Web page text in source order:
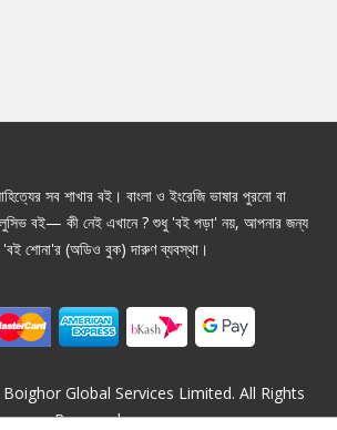
সব শাখার বই। বাংলা ও ইংরেজি ভাষার পুরনো বা
বই— কী নেই এখানে ? শুধু 'বই পড়া' নয়, আপনার জন্য
'বই শোনা'র (অডিও বুক) দারুণ ব্যবস্থা।
Boighor Global Services Limited. All Rights
Reserved.